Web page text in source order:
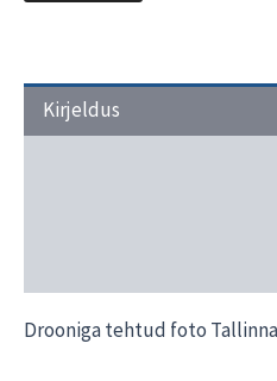
Kirjeldus
Drooniga tehtud foto